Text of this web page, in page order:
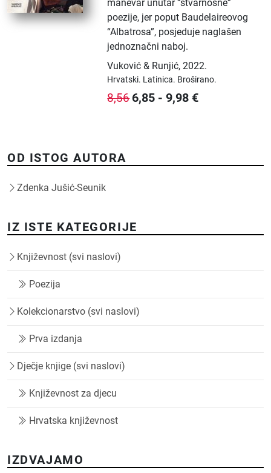
manevar unutar “stvarnosne”
poezije, jer poput Baudelaireovog
“Albatrosa”, posjeduje naglašen
jednoznačni naboj.
Vuković & Runjić,2022.
Hrvatski. Latinica. Broširano.
8,56 6,85 -9,98 €
OD ISTOG AUTORA
Zdenka Jušić-Seunik
IZ ISTE KATEGORIJE
Književnost (svi naslovi)
Poezija
Kolekcionarstvo (svi naslovi)
Prva izdanja
Dječje knjige (svi naslovi)
Književnost za djecu
Hrvatska književnost
IZDVAJAMO